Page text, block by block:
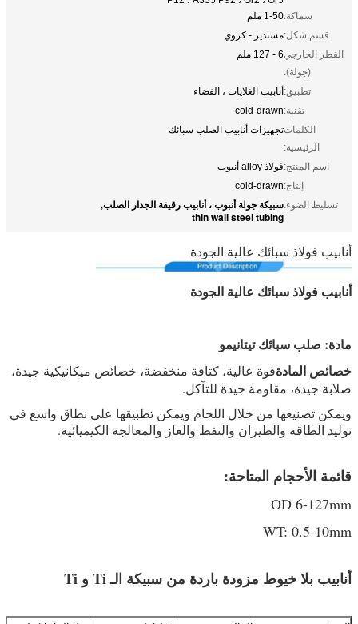
سماكة:1-50 ملم
قسم شكل:مستدير - كروي
القطر الخارجي
(جولة):
6 - 127 ملم
تطبيق:أنابيب الغلايات ، الفضاء
تقنية:cold-drawn
الكلمات
الرئيسية:
تجهيزات أنابيب الصلب سبائك
اسم المنتج:فولاذ alloy أنبوب
إنتاج:cold-drawn
تسليط الضوء:سبيكة جولة أنبوب ، أنابيب رقيقة الجدار الصلب,
thin wall steel tubing
أنابيب فولاذ سبائك عالية الجودة
أنابيب فولاذ سبائك عالية الجودة
مادة: صلب سبائك تيتانيمو
خصائص المادةقوة عالية، كثافة منخفضة، خصائص ميكانيكية جيدة،
صلابة جيدة، مقاومة جيدة للتآكل.
ويمكن تصنيعها من خلال اللحام ويمكن تطبيقها على نطاق واسع في
توليد الطاقة والطيران والنفط والغاز والمعالجة الكيميائية.
قائمة الأحجام المتاحة:
OD 6-127mm
WT: 0.5-10mm
أنابيب بلا خيوط مزودة باردة من سبيكة الـ Ti و Ti